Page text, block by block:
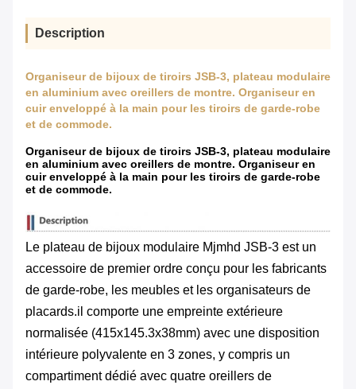
Description
Organiseur de bijoux de tiroirs JSB-3, plateau modulaire
en aluminium avec oreillers de montre. Organiseur en
cuir enveloppé à la main pour les tiroirs de garde-robe
et de commode.
Organiseur de bijoux de tiroirs JSB-3, plateau modulaire
en aluminium avec oreillers de montre. Organiseur en
cuir enveloppé à la main pour les tiroirs de garde-robe
et de commode.
Le plateau de bijoux modulaire Mjmhd JSB-3 est un
accessoire de premier ordre conçu pour les fabricants
de garde-robe, les meubles et les organisateurs de
placards.il comporte une empreinte extérieure
normalisée (415x145.3x38mm) avec une disposition
intérieure polyvalente en 3 zones, y compris un
compartiment dédié avec quatre oreillers de